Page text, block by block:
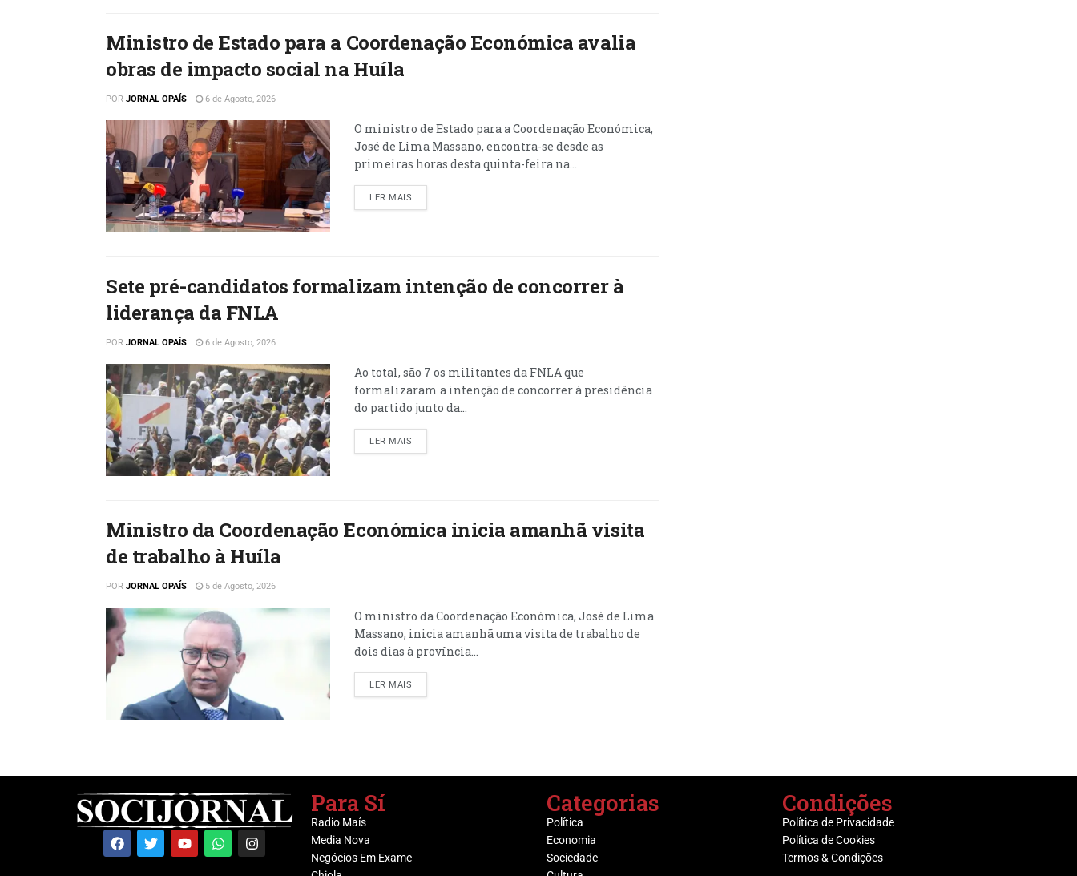
Ministro de Estado para a Coordenação Económica avalia
obras de impacto social na Huíla
POR JORNAL OPAÍS 6 de Agosto, 2026
O ministro de Estado para a Coordenação Económica,
José de Lima Massano, encontra-se desde as
primeiras horas desta quinta-feira na...
LER MAIS
Sete pré-candidatos formalizam intenção de concorrer à
liderança da FNLA
POR JORNAL OPAÍS 6 de Agosto, 2026
Ao total, são 7 os militantes da FNLA que
formalizaram a intenção de concorrer à presidência
do partido junto da...
LER MAIS
Ministro da Coordenação Económica inicia amanhã visita
de trabalho à Huíla
POR JORNAL OPAÍS 5 de Agosto, 2026
O ministro da Coordenação Económica, José de Lima
Massano, inicia amanhã uma visita de trabalho de
dois dias à província...
LER MAIS
Para Sí
Radio Maís
Media Nova
Negócios Em Exame
Categorias
Política
Economia
Sociedade
Condições
Política de Privacidade
Política de Cookies
Termos & Condições